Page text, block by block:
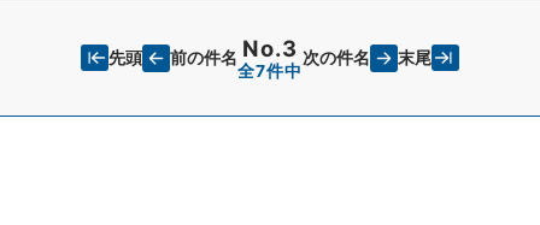
先頭 前の件名 No.3
全7件中
次の件名 末尾